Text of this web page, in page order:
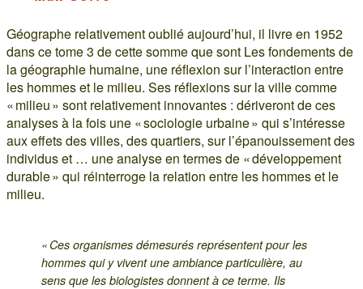
Géographe relativement oublié aujourd’hui, il livre en 1952
dans ce tome 3 de cette somme que sont Les fondements de
la géographie humaine, une réflexion sur l’interaction entre
les hommes et le milieu. Ses réflexions sur la ville comme
« milieu » sont relativement innovantes : dériveront de ces
analyses à la fois une « sociologie urbaine » qui s’intéresse
aux effets des villes, des quartiers, sur l’épanouissement des
individus et … une analyse en termes de « développement
durable » qui réinterroge la relation entre les hommes et le
milieu.
« Ces organismes démesurés représentent pour les
hommes qui y vivent une ambiance particulière, au
sens que les biologistes donnent à ce terme. Ils